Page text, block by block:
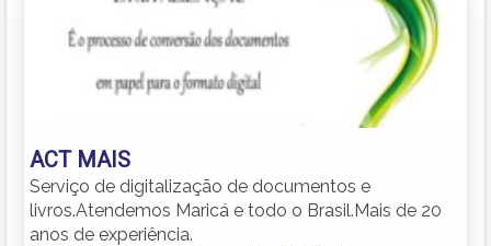
ACT MAIS
Serviço de digitalização de documentos e
livros.Atendemos Maricá e todo o Brasil.Mais de 20
anos de experiência.